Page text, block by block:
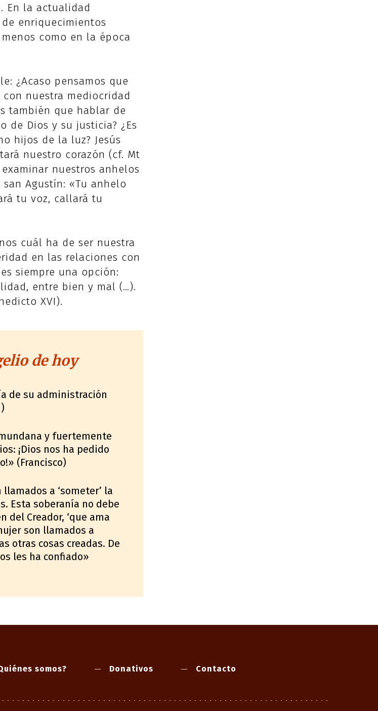
En la actualidad
enriquecimientos
como en la época
¿Acaso pensamos que
nuestra mediocridad
también que hablar de
de Dios y su justicia? ¿Es
hijos de la luz? Jesús
nuestro corazón (cf. Mt
nuestros anhelos
Agustín: «Tu anhelo
tu voz, callará tu
cuál ha de ser nuestra
en las relaciones con
siempre una opción:
entre bien y mal (…).
XVI).
de hoy
de su administración
y fuertemente
¡Dios nos ha pedido
(Francisco)
a ‘someter’ la
Esta soberanía no debe
Creador, ‘que ama
son llamados a
otras cosas creadas. De
les ha confiado»
somos? Donativos Contacto